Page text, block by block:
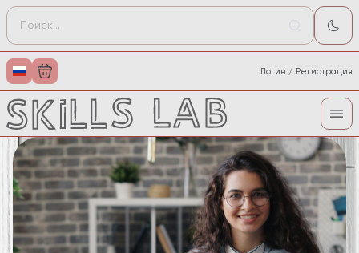
Логин / Регистрация